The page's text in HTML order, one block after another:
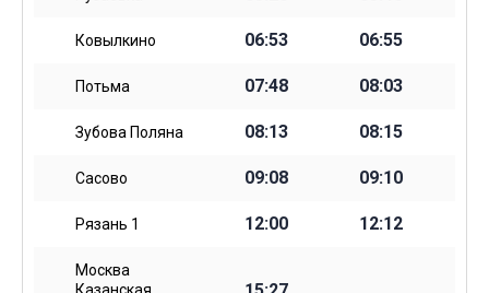
Ковылкино 06:53 06:55
Потьма 07:48 08:03
Зубова Поляна 08:13 08:15
Сасово 09:08 09:10
Рязань 1 12:00 12:12
Москва